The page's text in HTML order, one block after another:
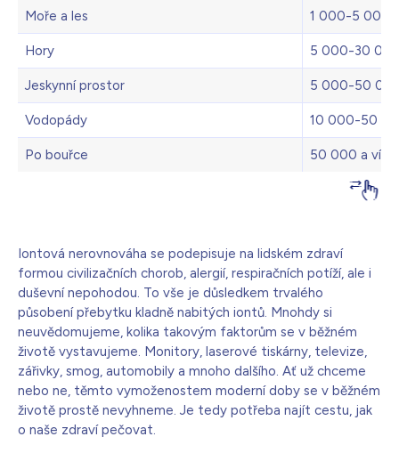
Moře a les 1 000-5 000
Hory 5 000-30
Jeskynní prostor 5 000-50
Vodopády 10 000-50
Po bouřce 50 000 a více
Iontová nerovnováha se podepisuje na lidském zdraví
formou civilizačních chorob, alergií, respiračních potíží, ale i
duševní nepohodou. To vše je důsledkem trvalého
působení přebytku kladně nabitých iontů. Mnohdy si
neuvědomujeme, kolika takovým faktorům se v běžném
životě vystavujeme. Monitory, laserové tiskárny, televize,
zářivky, smog, automobily a mnoho dalšího. Ať už chceme
nebo ne, těmto vymoženostem moderní doby se v běžném
životě prostě nevyhneme. Je tedy potřeba najít cestu, jak
o naše zdraví pečovat.